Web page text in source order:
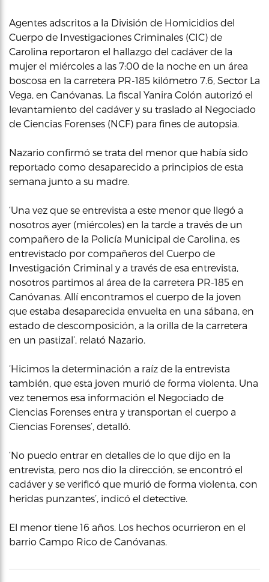
Agentes adscritos a la División de Homicidios del
Cuerpo de Investigaciones Criminales (CIC) de
Carolina reportaron el hallazgo del cadáver de la
mujer el miércoles a las 7:00 de la noche en un área
boscosa en la carretera PR-185 kilómetro 7.6, Sector La
Vega, en Canóvanas. La fiscal Yanira Colón autorizó el
levantamiento del cadáver y su traslado al Negociado
de Ciencias Forenses (NCF) para fines de autopsia.
Nazario confirmó se trata del menor que había sido
reportado como desaparecido a principios de esta
semana junto a su madre.
‘Una vez que se entrevista a este menor que llegó a
nosotros ayer (miércoles) en la tarde a través de un
compañero de la Policía Municipal de Carolina, es
entrevistado por compañeros del Cuerpo de
Investigación Criminal y a través de esa entrevista,
nosotros partimos al área de la carretera PR-185 en
Canóvanas. Allí encontramos el cuerpo de la joven
que estaba desaparecida envuelta en una sábana, en
estado de descomposición, a la orilla de la carretera
en un pastizal’, relató Nazario.
‘Hicimos la determinación a raíz de la entrevista
también, que esta joven murió de forma violenta. Una
vez tenemos esa información el Negociado de
Ciencias Forenses entra y transportan el cuerpo a
Ciencias Forenses’, detalló.
‘No puedo entrar en detalles de lo que dijo en la
entrevista, pero nos dio la dirección, se encontró el
cadáver y se verificó que murió de forma violenta, con
heridas punzantes’, indicó el detective.
El menor tiene 16 años. Los hechos ocurrieron en el
barrio Campo Rico de Canóvanas.